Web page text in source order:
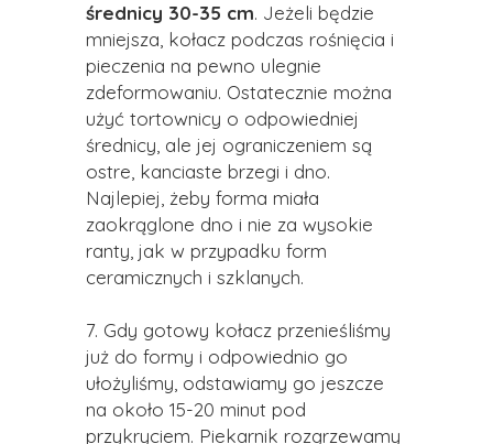
średnicy 30-35 cm. Jeżeli będzie
mniejsza, kołacz podczas rośnięcia i
pieczenia na pewno ulegnie
zdeformowaniu. Ostatecznie można
użyć tortownicy o odpowiedniej
średnicy, ale jej ograniczeniem są
ostre, kanciaste brzegi i dno.
Najlepiej, żeby forma miała
zaokrąglone dno i nie za wysokie
ranty, jak w przypadku form
ceramicznych i szklanych.
7. Gdy gotowy kołacz przenieśliśmy
już do formy i odpowiednio go
ułożyliśmy, odstawiamy go jeszcze
na około 15-20 minut pod
przykryciem. Piekarnik rozgrzewamy